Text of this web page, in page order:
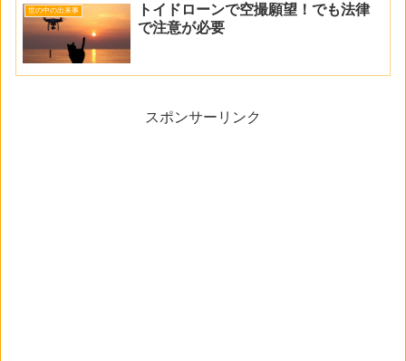
世の中の出来事
トイドローンで空撮願望！でも法律
で注意が必要
スポンサーリンク